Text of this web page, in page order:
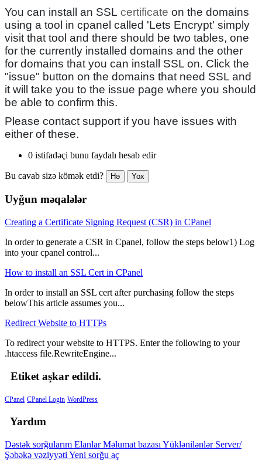
You can install an SSL certificate on the domains
using a tool in cpanel called 'Lets Encrypt' simply
visit that tool and there should be two tables, one
for the currently installed domains and the other
for domains that you can install SSL on. Click the
"issue" button on the domains that need SSL and
it will take you to the issue page where you should
be able to confirm this.
Please contact support if you have issues with
either of these.
0 istifadəçi bunu faydalı hesab edir
Bu cavab sizə kömək etdi? Hə Yox
Uyğun məqalələr
Creating a Certificate Signing Request (CSR) in CPanel
In order to generate a CSR in Cpanel, follow the steps below1) Log
into your cpanel control...
How to install an SSL Cert in CPanel
In order to install an SSL cert after purchasing follow the steps
belowThis article assumes you...
Redirect Website to HTTPs
To redirect your website to HTTPS. Enter the following to your
.htaccess file.RewriteEngine...
Etiket aşkar edildi.
CPanel CPanel Login WordPress
Yardım
Dəstək sorğularım ElanlarMəlumat bazası Yüklənilənlər Server/
Şəbəkə vəziyyəti Yeni sorğu aç